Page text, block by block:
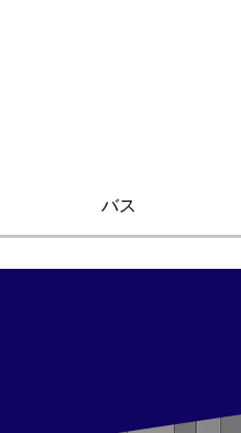
バス